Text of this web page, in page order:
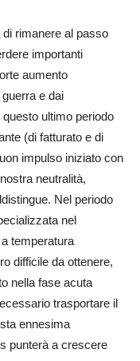
rimanere al passo
importanti
aumento
e dai
ultimo periodo
(di fatturato e di
impulso iniziato con
neutralità,
Nel periodo
nel
temperatura
difficile da ottenere,
nella fase acuta
trasportare il
ennesima
punterà a crescere